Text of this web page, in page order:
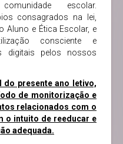
escolar.
consagrados na lei,
Aluno e Ética Escolar, e
consciente e
digitais pelos nossos
do presente ano letivo,
de monitorização e
relacionados com o
o intuito de reeducar e
adequada.